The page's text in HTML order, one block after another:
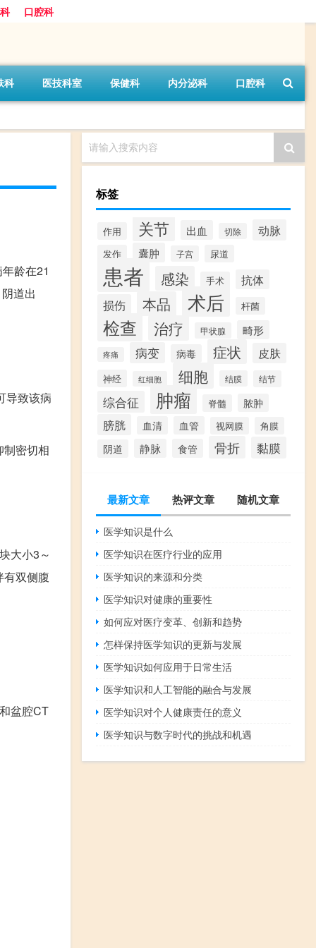
口腔科
科 医技科室 保健科 内分泌科 口腔科
龄在21
道出
导致该病
密切相
大小3～
双侧腹
盆腔CT
请输入搜索内容
标签
作用 关节 出血 切除 动脉
发作 囊肿 子宫 尿道
患者 感染 手术 抗体
损伤 本品 术后 杆菌
检查 治疗 甲状腺 畸形
疼痛 病变 病毒 症状 皮肤
神经 红细胞 细胞 结膜 结节
综合征 肿瘤 脊髓 脓肿
膀胱 血清 血管 视网膜 角膜
阴道 静脉 食管 骨折 黏膜
最新文章 热评文章 随机文章
医学知识是什么
医学知识在医疗行业的应用
医学知识的来源和分类
医学知识对健康的重要性
如何应对医疗变革、创新和趋势
怎样保持医学知识的更新与发展
医学知识如何应用于日常生活
医学知识和人工智能的融合与发展
医学知识对个人健康责任的意义
医学知识与数字时代的挑战和机遇